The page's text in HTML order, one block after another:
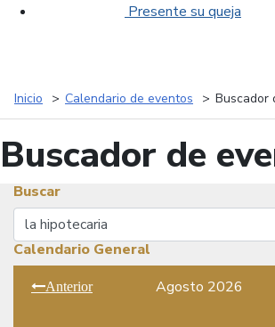
Presente su queja
Inicio Calendario de eventos Buscador
Buscador de
Buscar
Buscar
Calendario General
Anterior Agosto 2026